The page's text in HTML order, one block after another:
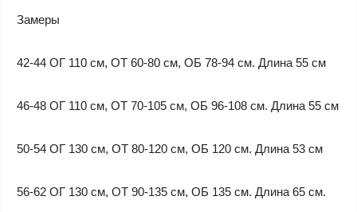
Замеры
42-44 ОГ 110 см, ОТ 60-80 см, ОБ 78-94 см. Длина 55 см
46-48 ОГ 110 см, ОТ 70-105 см, ОБ 96-108 см. Длина 55 см
50-54 ОГ 130 см, ОТ 80-120 см, ОБ 120 см. Длина 53 см
56-62 ОГ 130 см, ОТ 90-135 см, ОБ 135 см. Длина 65 см.